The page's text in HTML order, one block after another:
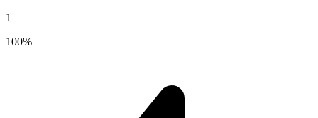
1
100%